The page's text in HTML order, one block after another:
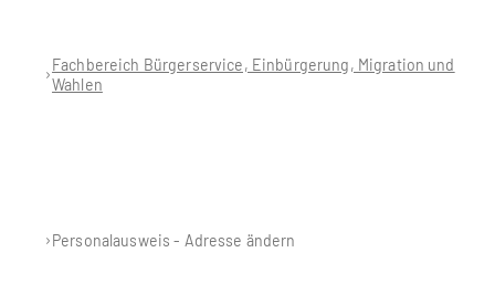
Fachbereich Bürgerservice, Einbürgerung, Migration und
Wahlen
Personalausweis - Adresse ändern